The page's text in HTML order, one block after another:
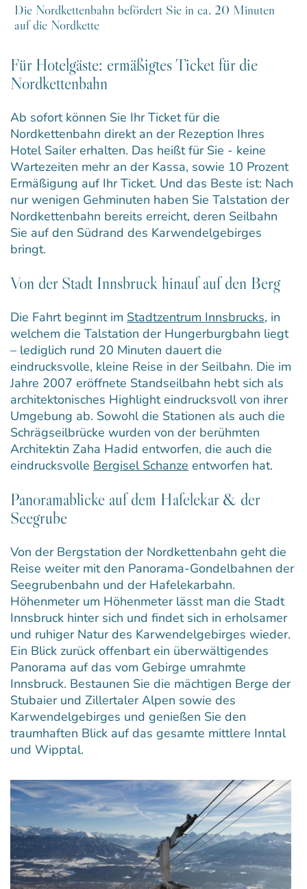
Die Nordkettenbahn befördert Sie in ca. 20 Minuten
auf die Nordkette
Für Hotelgäste: ermäßigtes Ticket für die
Nordkettenbahn
Ab sofort können Sie Ihr Ticket für die
Nordkettenbahn direkt an der Rezeption Ihres
Hotel Sailer erhalten. Das heißt für Sie - keine
Wartezeiten mehr an der Kassa, sowie 10 Prozent
Ermäßigung auf Ihr Ticket. Und das Beste ist: Nach
nur wenigen Gehminuten haben Sie Talstation der
Nordkettenbahn bereits erreicht, deren Seilbahn
Sie auf den Südrand des Karwendelgebirges
bringt.
Von der Stadt Innsbruck hinauf auf den Berg
Die Fahrt beginnt im Stadtzentrum Innsbrucks, in
welchem die Talstation der Hungerburgbahn liegt
– lediglich rund 20 Minuten dauert die
eindrucksvolle, kleine Reise in der Seilbahn. Die im
Jahre 2007 eröffnete Standseilbahn hebt sich als
architektonisches Highlight eindrucksvoll von ihrer
Umgebung ab. Sowohl die Stationen als auch die
Schrägseilbrücke wurden von der berühmten
Architektin Zaha Hadid entworfen, die auch die
eindrucksvolle Bergisel Schanze entworfen hat.
Panoramablicke auf dem Hafelekar & der
Seegrube
Von der Bergstation der Nordkettenbahn geht die
Reise weiter mit den Panorama-Gondelbahnen der
Seegrubenbahn und der Hafelekarbahn.
Höhenmeter um Höhenmeter lässt man die Stadt
Innsbruck hinter sich und findet sich in erholsamer
und ruhiger Natur des Karwendelgebirges wieder.
Ein Blick zurück offenbart ein überwältigendes
Panorama auf das vom Gebirge umrahmte
Innsbruck. Bestaunen Sie die mächtigen Berge der
Stubaier und Zillertaler Alpen sowie des
Karwendelgebirges und genießen Sie den
traumhaften Blick auf das gesamte mittlere Inntal
und Wipptal.